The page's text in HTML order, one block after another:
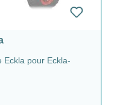
Eckla pour Eckla-